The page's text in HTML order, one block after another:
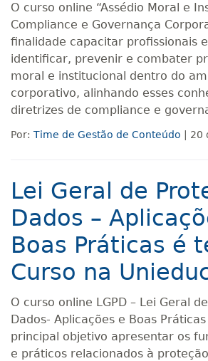
O curso online “Assédio Moral e
Compliance e Governança
finalidade capacitar profissionais
identificar, prevenir e combater
moral e institucional dentro do
corporativo, alinhando esses
diretrizes de compliance e
Por: Time de Gestão de Conteúdo | 20
Lei Geral de
Dados –
Boas Práticas é
Curso na
O curso online LGPD – Lei Geral
Dados- Aplicações e Boas
principal objetivo apresentar os
e práticos relacionados à